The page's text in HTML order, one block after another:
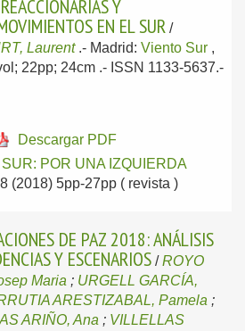
Y
EN EL SUR /
Laurent .- Madrid: Viento Sur ,
22pp; 24cm .- ISSN 1133-5637.-
Descargar PDF
POR UNA IZQUIERDA
(2018) 5pp-27pp ( revista )
DE PAZ 2018: ANÁLISIS
Y ESCENARIOS /ROYO
Maria ; URGELL GARCÍA,
ARESTIZABAL, Pamela ;
ARIÑO, Ana ; VILLELLAS